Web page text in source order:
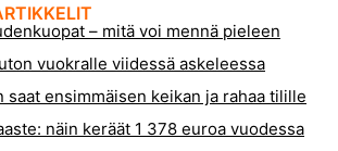
– mitä voi mennä pieleen
vuokralle viidessä askeleessa
saat ensimmäisen keikan ja rahaa tilille
näin keräät 1 378 euroa vuodessa